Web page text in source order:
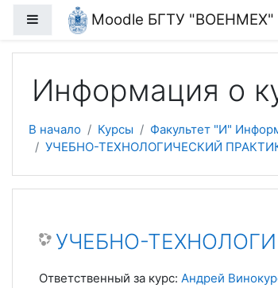
Перейти к основному содержанию
Боковая панельMoodle БГТУ "ВОЕНМЕХ"
Информация о
В начало Курсы Факультет "И"
УЧЕБНО-ТЕХНОЛОГИЧЕСКИЙ
УЧЕБНО-
Ответственный за курс: Андрей